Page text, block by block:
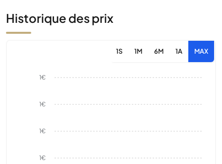
Historique des prix
1S 1M 6M 1A MAX
1€
1€
1€
1€